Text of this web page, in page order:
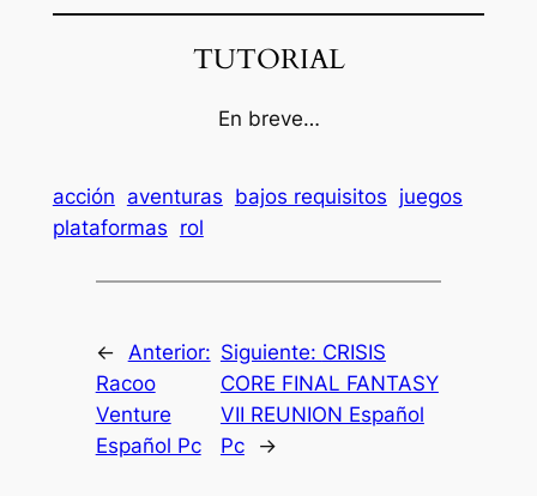
TUTORIAL
En breve…
acción aventuras bajos requisitos juegos
plataformas rol
←
Anterior:
Racoo
Venture
Español Pc
Siguiente: CRISIS
CORE FINAL FANTASY
VII REUNION Español
Pc
→